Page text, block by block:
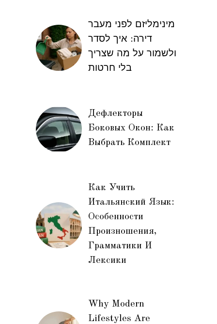
מינימליזם לפני מעבר
דירה: איך לסדר
ולשמור על מה שצריך
בלי חרטות
Дефлекторы
Боковых Окон: Как
Выбрать Комплект
Как Учить
Итальянский Язык:
Особенности
Произношения,
Грамматики И
Лексики
Why Modern
Lifestyles Are